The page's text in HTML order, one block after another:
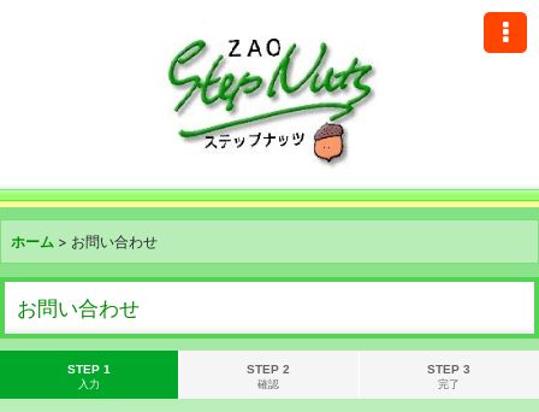
ホーム > お問い合わせ
お問い合わせ
STEP 1
入力
STEP 2
確認
STEP 3
完了